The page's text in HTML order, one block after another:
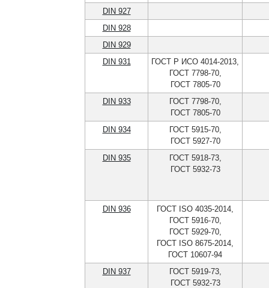
DIN 927
DIN 928
DIN 929
DIN 931
ГОСТ Р ИСО 4014-2013,
ГОСТ 7798-70,
ГОСТ 7805-70
DIN 933
ГОСТ 7798-70,
ГОСТ 7805-70
DIN 934
ГОСТ 5915-70,
ГОСТ 5927-70
DIN 935
ГОСТ 5918-73,
ГОСТ 5932-73
DIN 936
ГОСТ ISO 4035-2014,
ГОСТ 5916-70,
ГОСТ 5929-70,
ГОСТ ISO 8675-2014,
ГОСТ 10607-94
DIN 937
ГОСТ 5919-73,
ГОСТ 5932-73